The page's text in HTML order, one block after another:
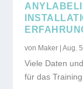
von Maker |Aug.
Viele Daten
für das